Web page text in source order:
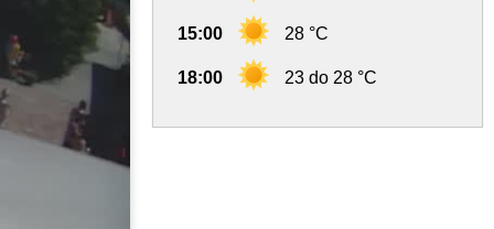
15:00 28 °C
18:00 23 do 28 °C